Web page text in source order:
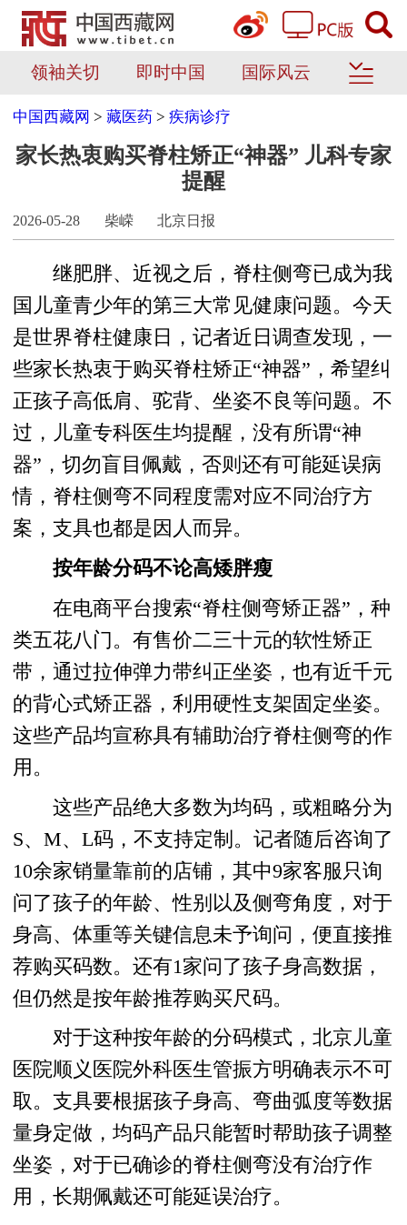
领袖关切 即时中国 国际风云
中国西藏网 >藏医药 >疾病诊疗
家长热衷购买脊柱矫正“神器” 儿科专家
提醒
2026-05-28 柴嵘 北京日报
继肥胖、近视之后，脊柱侧弯已成为我
国儿童青少年的第三大常见健康问题。今天
是世界脊柱健康日，记者近日调查发现，一
些家长热衷于购买脊柱矫正“神器”，希望纠
正孩子高低肩、驼背、坐姿不良等问题。不
过，儿童专科医生均提醒，没有所谓“神
器”，切勿盲目佩戴，否则还有可能延误病
情，脊柱侧弯不同程度需对应不同治疗方
案，支具也都是因人而异。
按年龄分码不论高矮胖瘦
在电商平台搜索“脊柱侧弯矫正器”，种
类五花八门。有售价二三十元的软性矫正
带，通过拉伸弹力带纠正坐姿，也有近千元
的背心式矫正器，利用硬性支架固定坐姿。
这些产品均宣称具有辅助治疗脊柱侧弯的作
用。
这些产品绝大多数为均码，或粗略分为
S、M、L码，不支持定制。记者随后咨询了
10余家销量靠前的店铺，其中9家客服只询
问了孩子的年龄、性别以及侧弯角度，对于
身高、体重等关键信息未予询问，便直接推
荐购买码数。还有1家问了孩子身高数据，
但仍然是按年龄推荐购买尺码。
对于这种按年龄的分码模式，北京儿童
医院顺义医院外科医生管振方明确表示不可
取。支具要根据孩子身高、弯曲弧度等数据
量身定做，均码产品只能暂时帮助孩子调整
坐姿，对于已确诊的脊柱侧弯没有治疗作
用，长期佩戴还可能延误治疗。